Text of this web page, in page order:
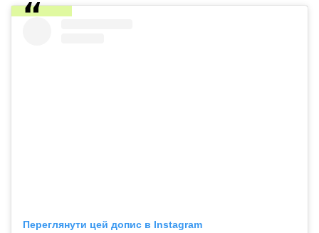
Переглянути цей допис в Instagram